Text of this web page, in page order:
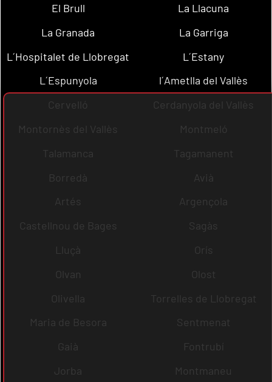
El Brull
La Llacuna
La Granada
La Garriga
L´Hospitalet de Llobregat
L´Estany
L´Espunyola
l´Ametlla del Vallès
Cervelló
Cerdanyola del Vallès
Montornès del Vallès
Montmeló
Talamanca
Tagamanent
Borredà
Avià
Artés
Argençola
Castellnou de Bages
Sagàs
Lluçà
Orís
Olvan
Olost
Olivella
Torrelles de Llobregat
Maria de Besora
Sentmenat
Gaià
Fontrubí
Jorba
Montmaneu